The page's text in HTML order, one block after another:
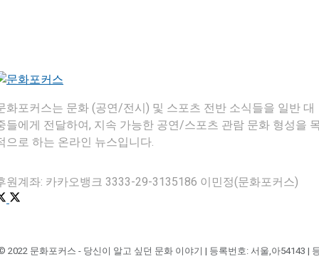
화포커스는 문화 (공연/전시) 및 스포츠 전반 소식들을 일반 대
들에게 전달하여, 지속 가능한 공연/스포츠 관람 문화 형성을
으로 하는 온라인 뉴스입니다.
원계좌: 카카오뱅크 3333-29-3135186 이민정(문화포커스)
2022 문화포커스 - 당신이 알고 싶던 문화 이야기 | 등록번호: 서울,아54143 |